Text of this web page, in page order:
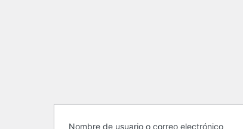
Nombre de usuario o correo electrónico